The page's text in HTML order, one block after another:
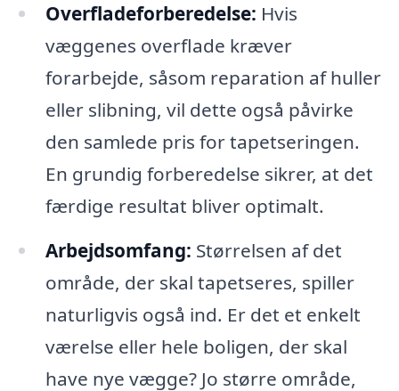
Overfladeforberedelse: Hvis
væggenes overflade kræver
forarbejde, såsom reparation af huller
eller slibning, vil dette også påvirke
den samlede pris for tapetseringen.
En grundig forberedelse sikrer, at det
færdige resultat bliver optimalt.
Arbejdsomfang: Størrelsen af det
område, der skal tapetseres, spiller
naturligvis også ind. Er det et enkelt
værelse eller hele boligen, der skal
have nye vægge? Jo større område,